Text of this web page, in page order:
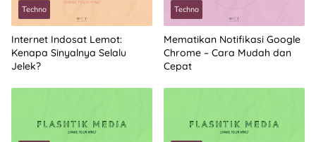
Techno
Internet Indosat Lemot:
Kenapa Sinyalnya Selalu
Jelek?
Techno
Mematikan Notifikasi Google
Chrome – Cara Mudah dan
Cepat